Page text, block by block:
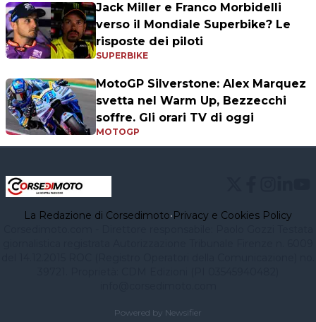
Jack Miller e Franco Morbidelli
verso il Mondiale Superbike? Le
risposte dei piloti
SUPERBIKE
MotoGP Silverstone: Alex Marquez
svetta nel Warm Up, Bezzecchi
soffre. Gli orari TV di oggi
MOTOGP
La Redazione di Corsedimoto•Privacy e Cookies Policy
Powered by Newsifier